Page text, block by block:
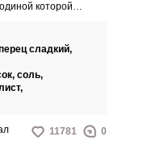
которой
к мясу.
сладкий,
соль,
11781 0